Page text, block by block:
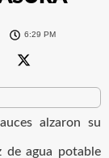
6:29 PM
alzaron su
de agua potable